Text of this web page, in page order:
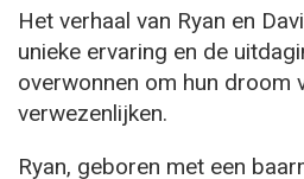
Het verhaal van Ryan en
unieke ervaring en de
overwonnen om hun droom
verwezenlijken.
Ryan, geboren met een